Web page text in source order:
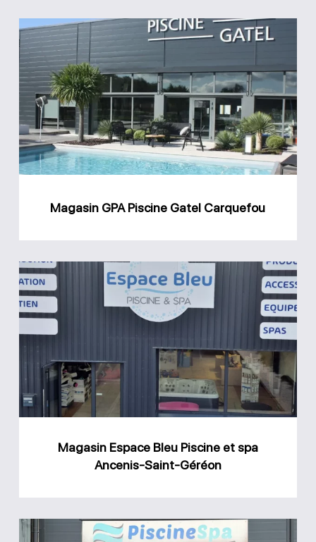
Magasin
Piscine
Gatel
Carquefou
Magasin GPA Piscine Gatel Carquefou
Magasin
Espace
Bleu
Piscine
et
spa
Ancenis-
Géréon
Magasin Espace Bleu Piscine et spa
Ancenis-Saint-Géréon
Magasin